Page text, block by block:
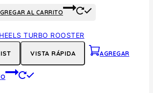
AL CARRITO
VISTA RÁPIDA AGREGAR